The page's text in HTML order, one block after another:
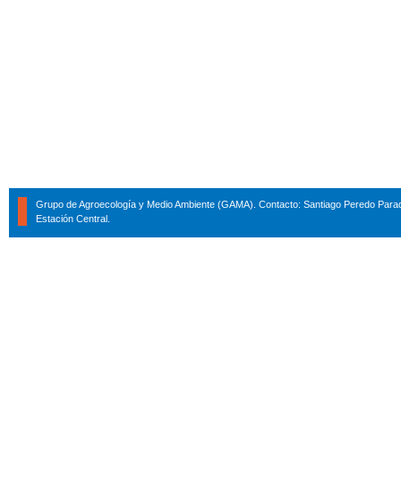
Grupo de Agroecología y Medio Ambiente (GAMA). Contacto: Santiago Peredo
Estación Central.